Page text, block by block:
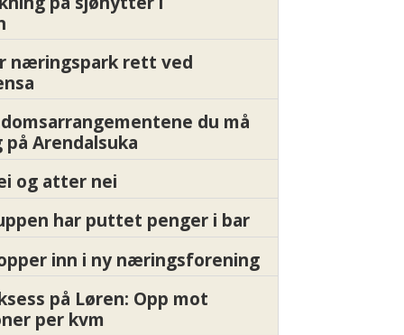
næringspark rett ved
du må
Arendalsuka
og atter nei
har puttet penger i bar
inn i ny næringsforening
på Løren: Opp mot
per kvm